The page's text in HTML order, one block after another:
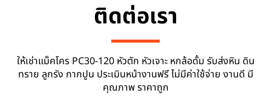
ติดต่อเรา
ให้เช่าแม็คโคร PC30-120 หัวตัก หัวเจาะ หกล้อดั้ม รับส่งหิน ดิน
ทราย ลูกรัง กากปูน ประเมินหน้างานฟรี ไม่มีค่าใช้จ่าย งานดี มี
คุณภาพ ราคาถูก